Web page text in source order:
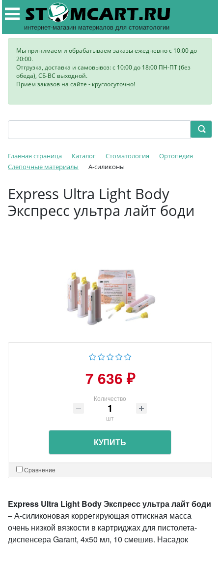
интернет-магазин материалов для стоматологии
Мы принимаем и обрабатываем заказы ежедневно с 10:00 до
20:00.
Отгрузка, доставка и самовывоз: с 10:00 до 18:00 ПН-ПТ (без
обеда), СБ-ВС выходной.
Прием заказов на сайте - круглосуточно!
Главная страница Каталог Стоматология
Ортопедия
Слепочные материалы
А-силиконы
Express Ultra Light Body
Экспресс ультра лайт боди
7 636 ₽
Количество
шт
КУПИТЬ
Сравнение
Express Ultra Light Body Экспресс ультра лайт боди
– А-силиконовая коррегирующая оттискная масса
очень низкой вязкости в картриджах для пистолета-
диспенсера Garant, 4х50 мл, 10 смешив. Насадок